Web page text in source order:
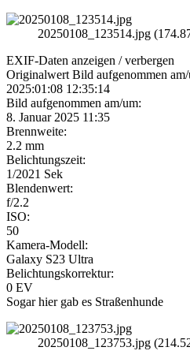
20250108_123514.jpg
EXIF-Daten anzeigen / verbergen
Originalwert Bild aufgenommen am/
2025:01:08 12:35:14
Bild aufgenommen am/um:
8. Januar 2025 11:35
Brennweite:
2.2 mm
Belichtungszeit:
1/2021 Sek
Blendenwert:
f/2.2
ISO:
50
Kamera-Modell:
Galaxy S23 Ultra
Belichtungskorrektur:
0 EV
Sogar hier gab es Straßenhunde
20250108_123753.jpg